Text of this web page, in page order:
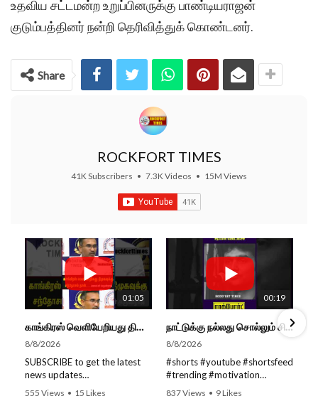
உதவிய சட்டமன்ற உறுப்பினருக்கு பாண்டியராஜன்
குடும்பத்தினர் நன்றி தெரிவித்துக் கொண்டனர்.
Share
ROCKFORT TIMES
41K Subscribers • 7.3K Videos • 15M Views
01:05
காங்கிரஸ் வெளியேறியது திமுகவுக்கு சந்தோசம் தான்... - அமைச்சர் அருண்ராஜ்
8/8/2026
SUBSCRIBE to get the latest
news updates
ROCKFORT TIMES for NEW
555 Views • 15 Likes
00:19
நாட்டுக்கு நல்லது சொல்லும் சிறப்பான மேடைப்பேச்சு... #shorts #subscribe #video
8/8/2026
#shorts #youtube #shortsfeed
#trending #motivation
#nowtrending #subscribe
837 Views • 9 Likes